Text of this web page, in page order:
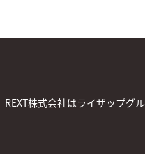
REXT株式会社はライザップグル